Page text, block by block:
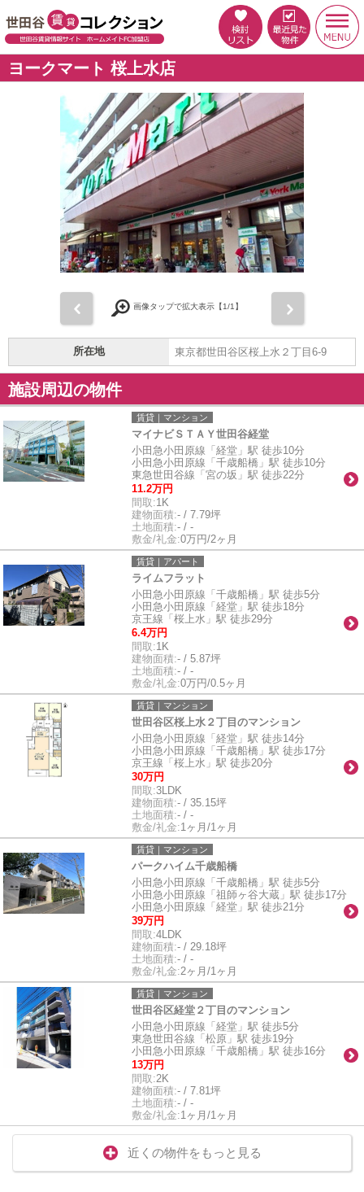
ヨークマート 桜上水店
画像タップで拡大表示【1/1】
所在地 東京都世田谷区桜上水２丁目6-9
施設周辺の物件
賃貸｜マンション
マイナビＳＴＡＹ世田谷経堂
小田急小田原線「経堂」駅 徒歩10分
小田急小田原線「千歳船橋」駅 徒歩10分
東急世田谷線「宮の坂」駅 徒歩22分
11.2万円
間取:1K
建物面積:- / 7.79坪
土地面積:- / -
敷金/礼金:0万円/2ヶ月
賃貸｜アパート
ライムフラット
小田急小田原線「千歳船橋」駅 徒歩5分
小田急小田原線「経堂」駅 徒歩18分
京王線「桜上水」駅 徒歩29分
6.4万円
間取:1K
建物面積:- / 5.87坪
土地面積:- / -
敷金/礼金:0万円/0.5ヶ月
賃貸｜マンション
世田谷区桜上水２丁目のマンション
小田急小田原線「経堂」駅 徒歩14分
小田急小田原線「千歳船橋」駅 徒歩17分
京王線「桜上水」駅 徒歩20分
30万円
間取:3LDK
建物面積:- / 35.15坪
土地面積:- / -
敷金/礼金:1ヶ月/1ヶ月
賃貸｜マンション
パークハイム千歳船橋
小田急小田原線「千歳船橋」駅 徒歩5分
小田急小田原線「祖師ヶ谷大蔵」駅 徒歩17分
小田急小田原線「経堂」駅 徒歩21分
39万円
間取:4LDK
建物面積:- / 29.18坪
土地面積:- / -
敷金/礼金:2ヶ月/1ヶ月
賃貸｜マンション
世田谷区経堂２丁目のマンション
小田急小田原線「経堂」駅 徒歩5分
東急世田谷線「松原」駅 徒歩19分
小田急小田原線「千歳船橋」駅 徒歩16分
13万円
間取:2K
建物面積:- / 7.81坪
土地面積:- / -
敷金/礼金:1ヶ月/1ヶ月
近くの物件をもっと見る